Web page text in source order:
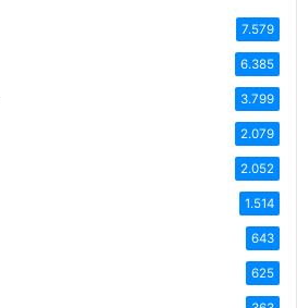
7.579
6.385
3.799
2.079
2.052
1.514
643
625